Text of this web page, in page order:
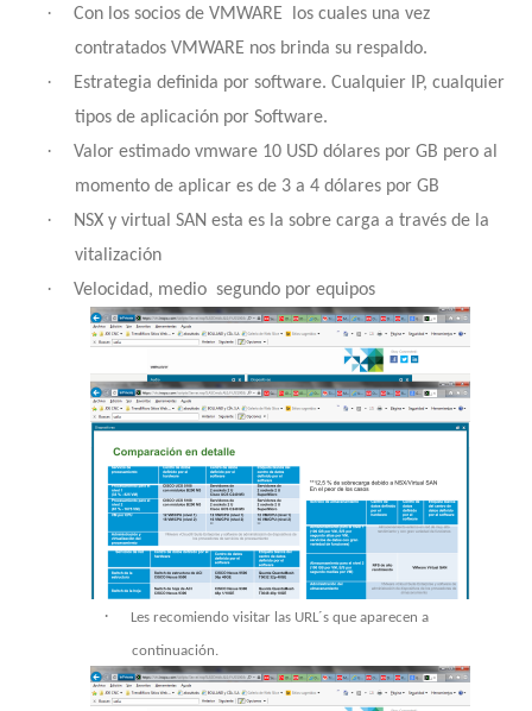
· Con los socios de VMWARE
los cuales una vez
contratados VMWARE nos brinda su respaldo.
·
Estrategia definida por software. Cualquier IP, cualquier
tipos de aplicación por Software.
·
Valor estimado vmware 10 USD dólares por GB pero al
momento de aplicar es de 3 a 4 dólares por GB
·
NSX y virtual SAN esta es la sobre carga a través de la
vitalización
· Velocidad, medio segundo por equipos
· Les recomiendo visitar las URL´s que aparecen a
continuación.